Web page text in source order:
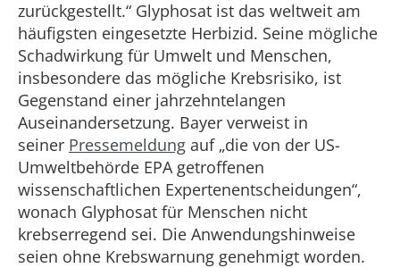
zurückgestellt.“ Glyphosat ist das weltweit am
häufigsten eingesetzte Herbizid. Seine mögliche
Schadwirkung für Umwelt und Menschen,
insbesondere das mögliche Krebsrisiko, ist
Gegenstand einer jahrzehntelangen
Auseinandersetzung. Bayer verweist in
seiner Pressemeldung auf „die von der US-
Umweltbehörde EPA getroffenen
wissenschaftlichen Expertenentscheidungen“,
wonach Glyphosat für Menschen nicht
krebserregend sei. Die Anwendungshinweise
seien ohne Krebswarnung genehmigt worden.